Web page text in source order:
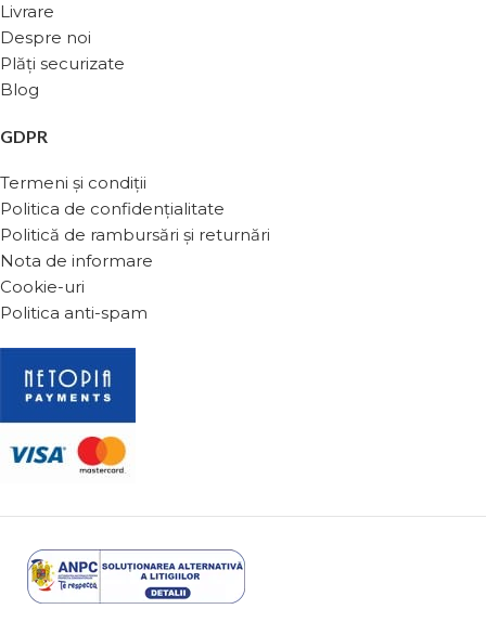
Livrare
Despre noi
Plăți securizate
Blog
GDPR
Termeni și condiții
Politica de confidențialitate
Politică de rambursări și returnări
Nota de informare
Cookie-uri
Politica anti-spam